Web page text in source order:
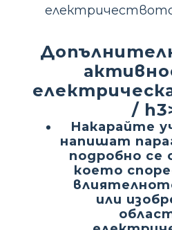
/
Накарайте
напишат
подробно се
което
или